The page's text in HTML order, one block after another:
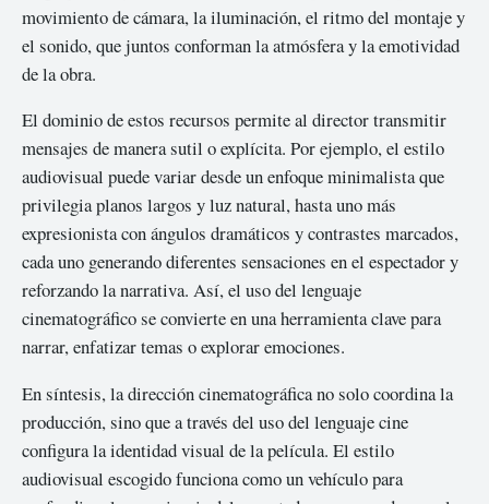
movimiento de cámara, la iluminación, el ritmo del montaje y
el sonido, que juntos conforman la atmósfera y la emotividad
de la obra.
El dominio de estos recursos permite al director transmitir
mensajes de manera sutil o explícita. Por ejemplo, el estilo
audiovisual puede variar desde un enfoque minimalista que
privilegia planos largos y luz natural, hasta uno más
expresionista con ángulos dramáticos y contrastes marcados,
cada uno generando diferentes sensaciones en el espectador y
reforzando la narrativa. Así, el uso del lenguaje
cinematográfico se convierte en una herramienta clave para
narrar, enfatizar temas o explorar emociones.
En síntesis, la dirección cinematográfica no solo coordina la
producción, sino que a través del uso del lenguaje cine
configura la identidad visual de la película. El estilo
audiovisual escogido funciona como un vehículo para